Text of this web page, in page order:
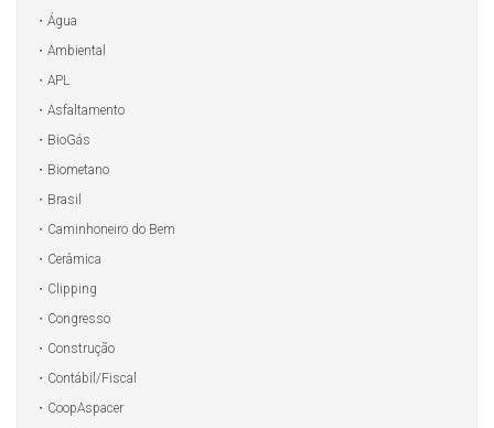
Água
Ambiental
APL
Asfaltamento
BioGás
Biometano
Brasil
Caminhoneiro do Bem
Cerâmica
Clipping
Congresso
Construção
Contábil/Fiscal
CoopAspacer